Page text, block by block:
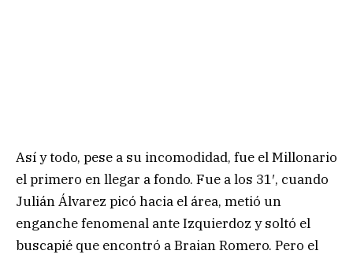
Así y todo, pese a su incomodidad, fue el Millonario
el primero en llegar a fondo. Fue a los 31′, cuando
Julián Álvarez picó hacia el área, metió un
enganche fenomenal ante Izquierdoz y soltó el
buscapié que encontró a Braian Romero. Pero el